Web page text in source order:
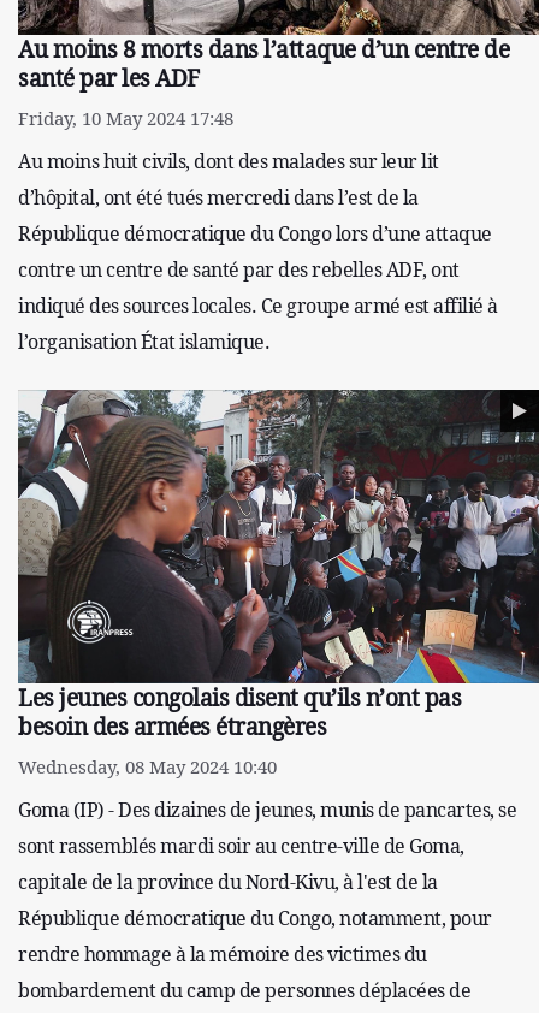
Au moins 8 morts dans l’attaque d’un centre de
santé par les ADF
Friday, 10 May 2024 17:48
Au moins huit civils, dont des malades sur leur lit
d’hôpital, ont été tués mercredi dans l’est de la
République démocratique du Congo lors d’une attaque
contre un centre de santé par des rebelles ADF, ont
indiqué des sources locales. Ce groupe armé est affilié à
l’organisation État islamique.
Les jeunes congolais disent qu’ils n’ont pas
besoin des armées étrangères
Wednesday, 08 May 2024 10:40
Goma (IP) - Des dizaines de jeunes, munis de pancartes, se
sont rassemblés mardi soir au centre-ville de Goma,
capitale de la province du Nord-Kivu, à l'est de la
République démocratique du Congo, notamment, pour
rendre hommage à la mémoire des victimes du
bombardement du camp de personnes déplacées de